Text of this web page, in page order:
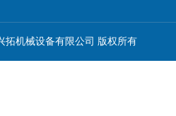
机械设备有限公司 版权所有